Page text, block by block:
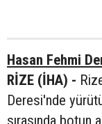
Hasan Fehmi
RİZE (İHA) -
Deresi'nde
sırasında botun